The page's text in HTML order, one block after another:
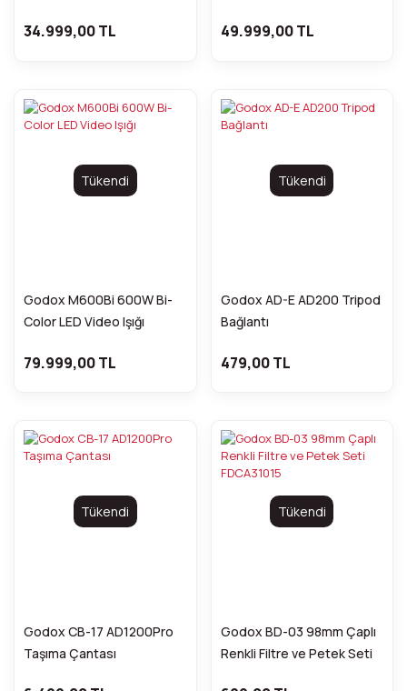
34.999,00 TL 49.999,00 TL
Tükendi
Godox M600Bi 600W Bi-
Color LED Video Işığı
79.999,00 TL
Tükendi
Godox AD-E AD200 Tripod
Bağlantı
479,00 TL
Tükendi
Godox CB-17 AD1200Pro
Taşıma Çantası
Tükendi
Godox BD-03 98mm Çaplı
Renkli Filtre ve Petek Seti